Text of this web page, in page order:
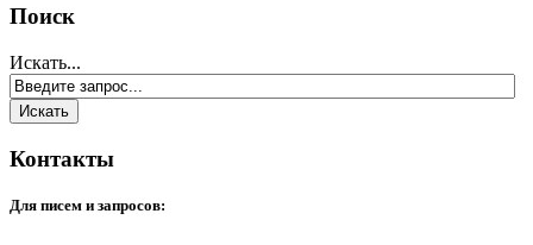
Поиск
Искать...
Контакты
Для писем и запросов: